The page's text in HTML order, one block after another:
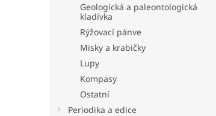
Geologická a paleontologická
kladívka
Rýžovací pánve
Misky a krabičky
Lupy
Kompasy
Ostatní
Periodika a edice